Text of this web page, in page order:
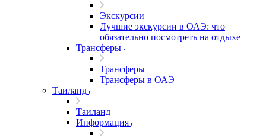
Экскурсии
Лучшие экскурсии в ОАЭ: что
обязательно посмотреть на отдыхе
Трансферы
Трансферы
Трансферы в ОАЭ
Таиланд
Таиланд
Информация